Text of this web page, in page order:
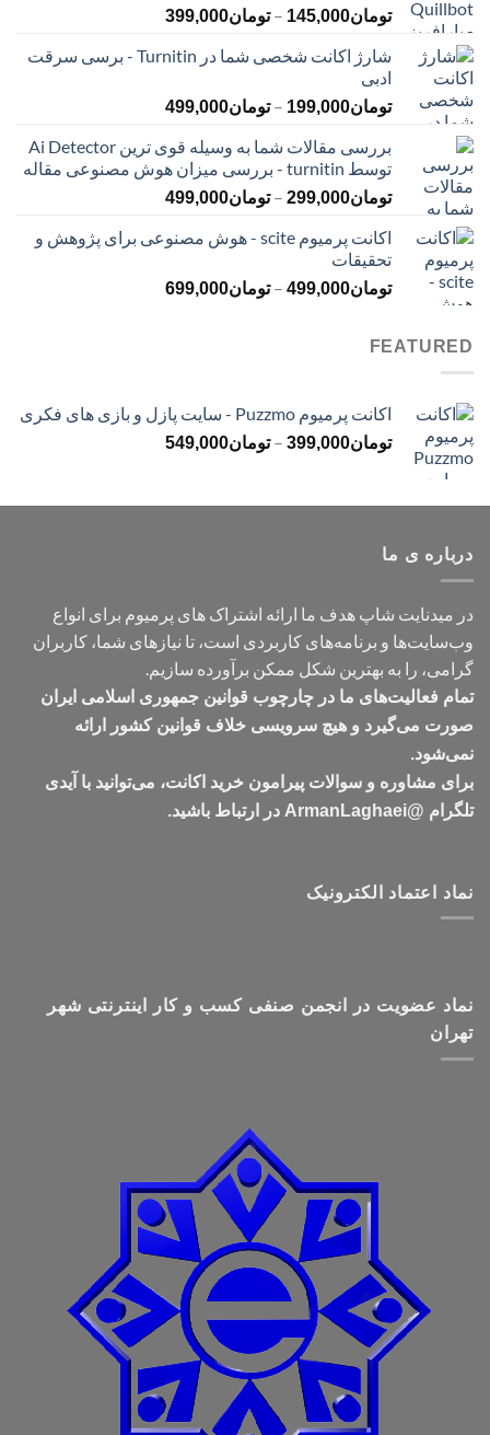
تومان145,000
– تومان399,000محدوده
تومان145,000
تومان399,000
شارژ اکانت شخصی شما در Turnitin - برسی سرقت
ادبی
تومان199,000
– تومان499,000محدوده
تومان199,000
تا
تومان499,000
بررسی مقالات شما به وسیله قوی ترین Ai Detector
توسط turnitin - بررسی میزان هوش مصنوعی مقاله
تومان299,000
– تومان499,000محدوده
تومان299,000
تومان499,000
اکانت پرمیوم scite - هوش مصنوعی برای پژوهش و
تحقیقات
تومان499,000
– تومان699,000محدوده
FEATURED
اکانت پرمیوم Puzzmo - سایت پازل و بازی های فکری
تومان399,000
– تومان549,000محدوده
تا
درباره ی ما
در میدنایت شاپ هدف ما ارائه اشتراک های پرمیوم برای انواع
وب‌سایت‌ها و برنامه‌های کاربردی است، تا نیازهای شما، کاربران
گرامی، را به بهترین شکل ممکن برآورده سازیم.
تمام فعالیت‌های ما در چارچوب قوانین جمهوری اسلامی ایران
صورت می‌گیرد و هیچ سرویسی خلاف قوانین کشور ارائه
نمی‌شود.
برای مشاوره و سوالات پیرامون خرید اکانت، می‌توانید با آیدی
تلگرام @ArmanLaghaei در ارتباط باشید.
نماد اعتماد الکترونیک
نماد عضویت در انجمن صنفی کسب و کار اینترنتی شهر
تهران